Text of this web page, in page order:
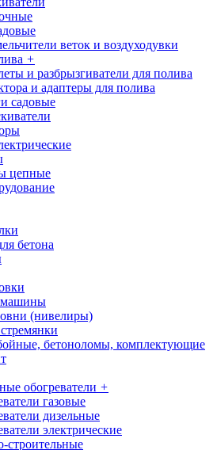
веток и воздуходувки
+
и разбрызгиватели для полива
и адаптеры для полива
садовые
цепные
бетона
машины
(нивелиры)
бетоноломы, комплектующие
обогреватели +
газовые
дизельные
электрические
строительные